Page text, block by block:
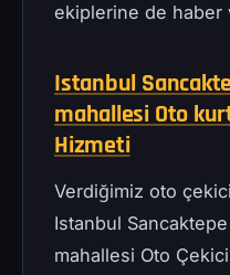
ekiplerine de haber
Istanbul
mahallesi Oto
Hizmeti
Verdiğimiz oto
Istanbul
mahallesi Oto